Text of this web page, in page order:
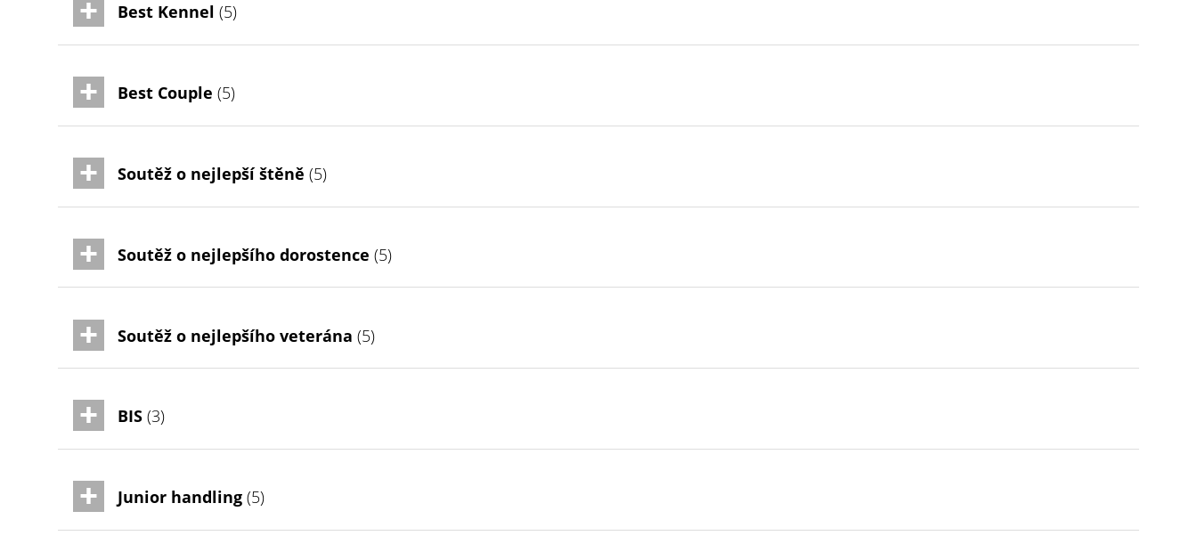
Best Kennel (5)
Best Couple (5)
Soutěž o nejlepší štěně (5)
Soutěž o nejlepšího dorostence (5)
Soutěž o nejlepšího veterána (5)
BIS (3)
Junior handling (5)